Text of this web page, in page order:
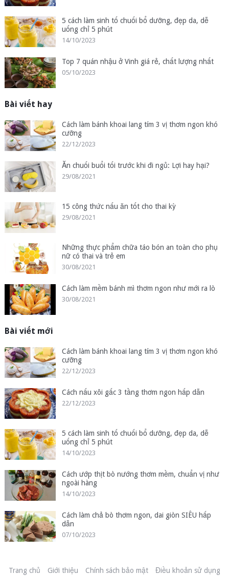
5 cách làm sinh tố chuối bổ dưỡng, đẹp da, dễ
uống chỉ 5 phút
14/10/2023
Top 7 quán nhậu ở Vinh giá rẻ, chất lượng nhất
05/10/2023
Bài viết hay
Cách làm bánh khoai lang tím 3 vị thơm ngon khó
cưỡng
22/12/2023
Ăn chuối buổi tối trước khi đi ngủ: Lợi hay hại?
29/08/2021
15 công thức nấu ăn tốt cho thai kỳ
29/08/2021
Những thực phẩm chữa táo bón an toàn cho phụ
nữ có thai và trẻ em
30/08/2021
Cách làm mềm bánh mì thơm ngon như mới ra lò
30/08/2021
Bài viết mới
Cách làm bánh khoai lang tím 3 vị thơm ngon khó
cưỡng
22/12/2023
Cách nấu xôi gấc 3 tầng thơm ngon hấp dẫn
22/12/2023
5 cách làm sinh tố chuối bổ dưỡng, đẹp da, dễ
uống chỉ 5 phút
14/10/2023
Cách ướp thịt bò nướng thơm mềm, chuẩn vị như
ngoài hàng
14/10/2023
Cách làm chả bò thơm ngon, dai giòn SIÊU hấp
dẫn
07/10/2023
Trang chủ Giới thiệu Chính sách bảo mật Điều khoản sử dụng